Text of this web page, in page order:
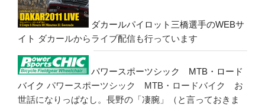
ダカールパイロット三橋選手のWEBサ
イト ダカールからライブ配信も行っています
パワースポーツシック MTB・ロード
バイク パワースポーツシック MTB・ロードバイク お
世話になりっぱなし。長野の「凄腕」（と言っておきま